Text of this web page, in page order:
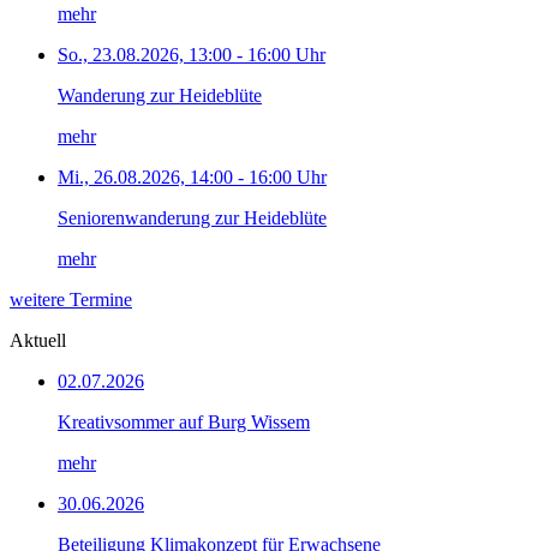
mehr
So., 23.08.2026, 13:00 - 16:00 Uhr
Wanderung zur Heideblüte
mehr
Mi., 26.08.2026, 14:00 - 16:00 Uhr
Seniorenwanderung zur Heideblüte
mehr
weitere Termine
Aktuell
02.07.2026
Kreativsommer auf Burg Wissem
mehr
30.06.2026
Beteiligung Klimakonzept für Erwachsene